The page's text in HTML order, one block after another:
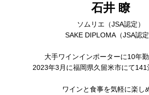
石井 瞭
ソムリエ（JSA認定）
SAKE DIPLOMA（JSA認定
大手ワインインポーターに10年勤
2023年3月に福岡県久留米市にて141
ワインと食事を気軽に楽し